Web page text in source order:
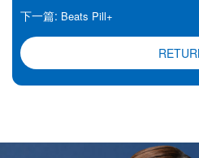
下一篇: Beats Pill+